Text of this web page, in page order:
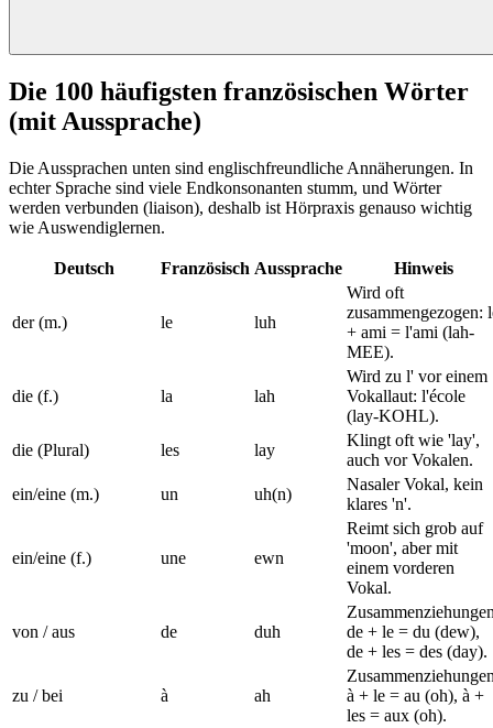
Die 100 häufigsten französischen Wörter
(mit Aussprache)
Die Aussprachen unten sind englischfreundliche Annäherungen. In
echter Sprache sind viele Endkonsonanten stumm, und Wörter
werden verbunden (liaison), deshalb ist Hörpraxis genauso wichtig
wie Auswendiglernen.
Deutsch Französisch Aussprache Hinweis
der (m.) le luh
Wird oft
zusammengezogen:
+ ami = l'ami (lah-
MEE).
die (f.) la lah
Wird zu l' vor einem
Vokallaut: l'école
(lay-KOHL).
die (Plural)
les lay
Klingt oft wie 'lay',
auch vor Vokalen.
ein/eine (m.)
un uh(n)
Nasaler Vokal, kein
klares 'n'.
ein/eine (f.) une ewn
Reimt sich grob auf
'moon', aber mit
einem vorderen
Vokal.
von / aus de duh
de + le = du (dew),
de + les = des (day).
zu / bei à ah
à + le = au (oh), à +
les = aux (oh).